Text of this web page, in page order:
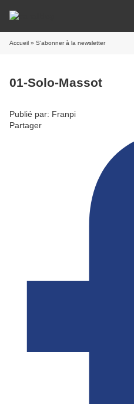
Accueil » S'abonner à la newsletter
01-Solo-Massot
Publié par: Franpi
Partager